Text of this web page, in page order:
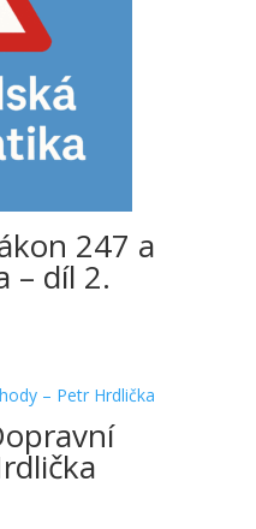
247 a
– díl 2.